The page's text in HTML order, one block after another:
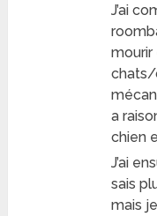
J’ai
mourir
chats/
a
chien
J’ai
sais
mais